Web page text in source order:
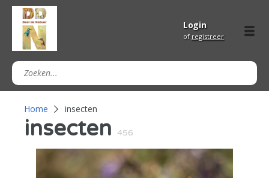
Login
of registreer
Home insecten
insecten 456